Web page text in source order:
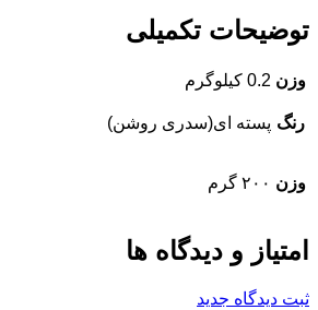
توضیحات تکمیلی
وزن 0.2 کیلوگرم
رنگ پسته ای(سدری روشن)
وزن ۲۰۰ گرم
امتیاز و دیدگاه ها
ثبت دیدگاه جدید